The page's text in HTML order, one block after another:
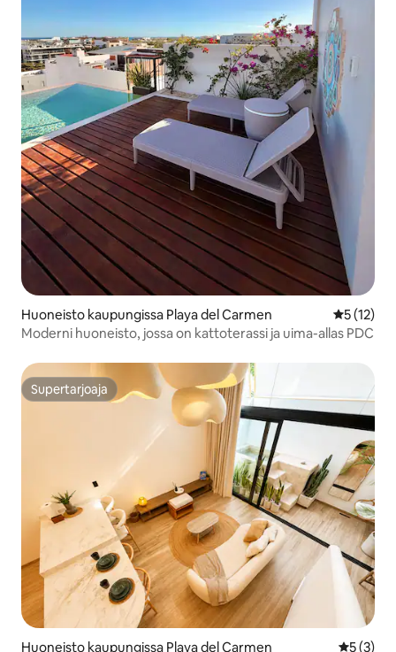
Huoneisto kaupungissa Playa del Carmen
5 (12)
Moderni huoneisto, jossa on kattoterassi ja uima-allas PDC
Supertarjoaja
Supertarjoaja
Huoneisto kaupungissa Playa del Carmen 5 (3)